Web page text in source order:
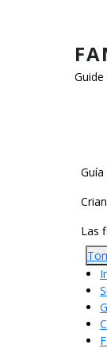
Las